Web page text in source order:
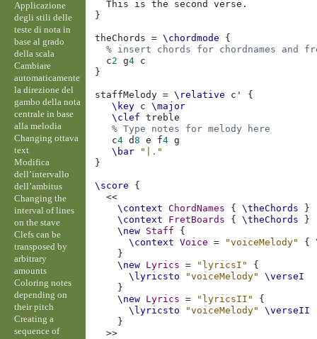
This
is the second verse .
}
theChords = \chordmode
{
% insert chords for chordnames and
c2 g4 c
}
staffMelody = \relative c'
{
\key c
\major
\clef
treble
% Type notes for melody here
c4 d8 e f4 g
\bar
"|."
}
\score
{
<<
\context
ChordNames { \theChords
}
\context
FretBoards { \theChords
}
\new Staff
{
\context
Voice = "voiceMelody" {
}
\new Lyrics = "lyricsI"
{
\lyricsto
"voiceMelody"
\verseI
}
\new Lyrics = "lyricsII"
{
\lyricsto
"voiceMelody"
\verseII
}
>>
Applicazione
degli stili delle
teste di nota in
base al grado
della scala
Cambiare
automaticamente
la direzione del
gambo della nota
centrale in base
alla melodia
Changing ottava
text
Modifica
dell’intervallo
dell’ambitus
Changing the
interval of lines
on the stave
Clefs can be
transposed by
arbitrary
amounts
Coloring notes
depending on
their pitch
Creating a
sequence of